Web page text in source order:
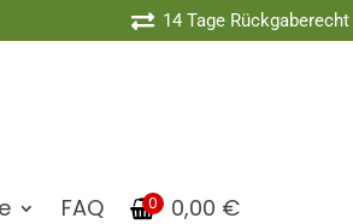
 14 Tage Rückgaberecht
FAQ 0,00 €
0